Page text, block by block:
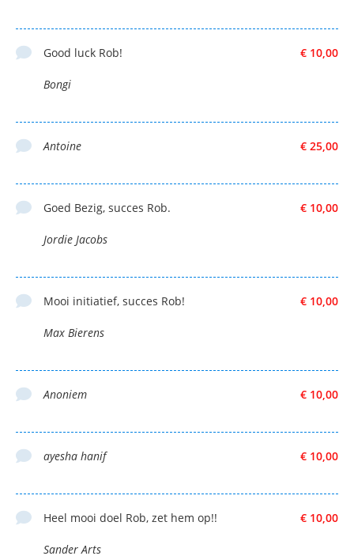
€ 10,00
Good luck Rob!
Bongi
€ 25,00
Antoine
€ 10,00
Goed Bezig, succes Rob.
Jordie Jacobs
€ 10,00
Mooi initiatief, succes Rob!
Max Bierens
€ 10,00
Anoniem
€ 10,00
ayesha hanif
€ 10,00
Heel mooi doel Rob, zet hem op!!
Sander Arts